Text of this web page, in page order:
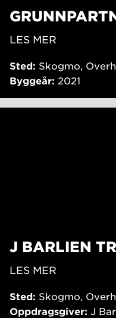
LES MER
Sted: Skogmo,
Byggeår: 2021
J BARLIEN
LES MER
Sted: Skogmo,
Oppdragsgiver: J